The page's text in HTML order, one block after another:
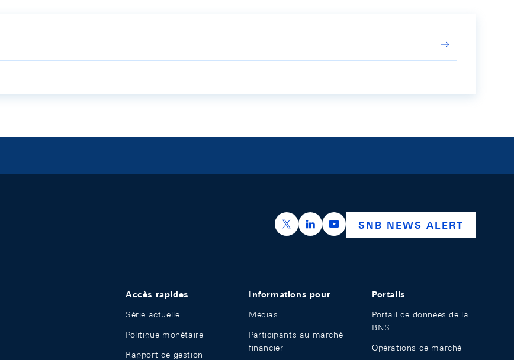
https://x.com/snb_bns
https://ch.linkedin.com/company/swiss-
https://www.youtube.com/
SNB NEWS ALERT
Accès rapides
Série actuelle
Politique monétaire
Rapport de gestion
Informations pour
Médias
Participants au marché
financier
Portails
Portail de données de la
BNS
Opérations de marché